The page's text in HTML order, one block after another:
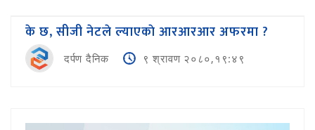
के छ, सीजी नेटले ल्याएकाे आरआरआर अफरमा ?
दर्पण दैनिक ९ श्रावण २०८०,१९:४९